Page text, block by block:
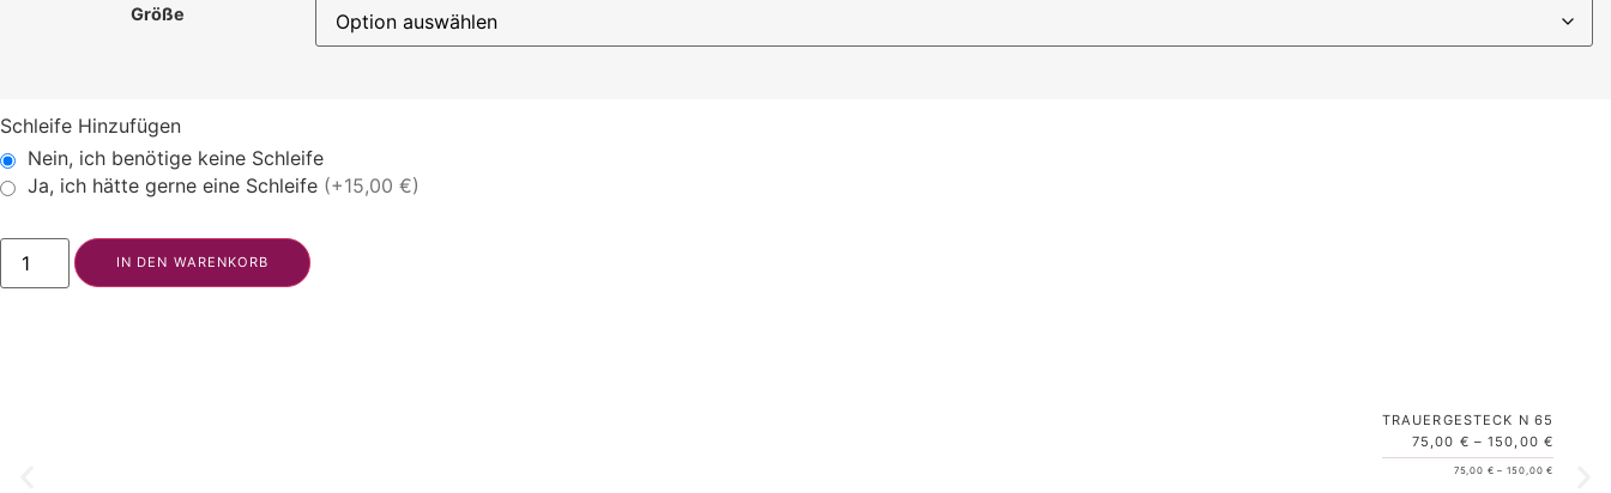
Größe
Schleife Hinzufügen
Nein, ich benötige keine Schleife
Ja, ich hätte gerne eine Schleife (+15,00 €)
IN DEN WARENKORB
TRAUERGESTECK N 65
75,00 € –150,00 €
75,00 € – 150,00€